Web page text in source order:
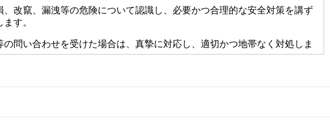
改竄、漏洩等の危険について認識し、必要かつ合理的な安全対策を講ず
す。
問い合わせを受けた場合は、真摯に対応し、適切かつ地帯なく対処しま